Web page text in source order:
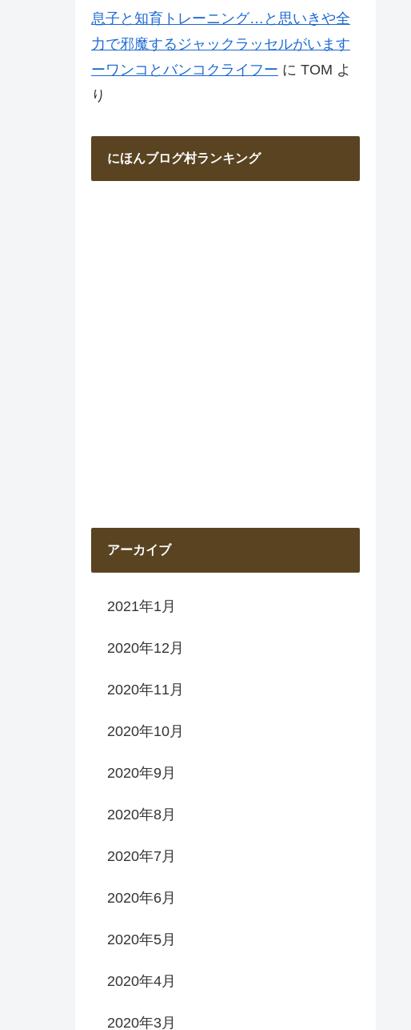
息子と知育トレーニング…と思いきや全
力で邪魔するジャックラッセルがいます
ーワンコとバンコクライフー に TOM よ
り
にほんブログ村ランキング
アーカイブ
2021年1月
2020年12月
2020年11月
2020年10月
2020年9月
2020年8月
2020年7月
2020年6月
2020年5月
2020年4月
2020年3月